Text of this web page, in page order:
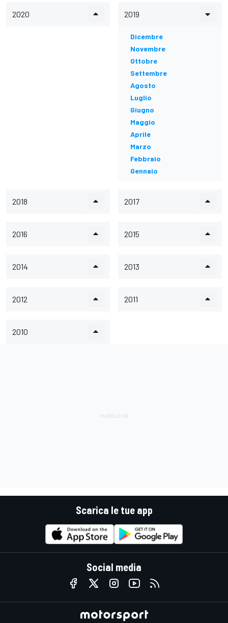
2020 2019
Dicembre
Novembre
Ottobre
Settembre
Agosto
Luglio
Giugno
Maggio
Aprile
Marzo
Febbraio
Gennaio
2018 2017
2016 2015
2014 2013
2012 2011
2010
Scarica le tue app
Social media